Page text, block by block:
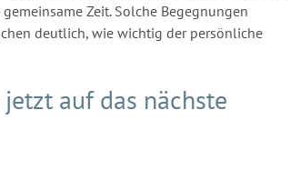
Zeit. Solche Begegnungen
deutlich, wie wichtig der persönliche
auf das nächste